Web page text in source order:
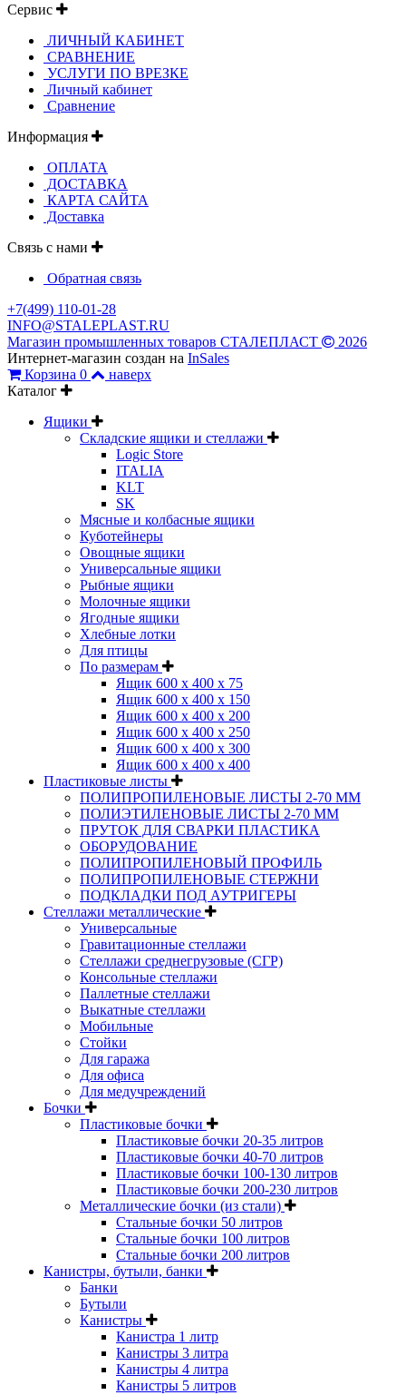
Сервис
ЛИЧНЫЙ КАБИНЕТ
СРАВНЕНИЕ
УСЛУГИ ПО ВРЕЗКЕ
Личный кабинет
Сравнение
Информация
ОПЛАТА
ДОСТАВКА
КАРТА САЙТА
Доставка
Связь с нами
Обратная связь
+7(499) 110-01-28
INFO@STALEPLAST.RU
Магазин промышленных товаров СТАЛЕПЛАСТ
2026
Интернет-магазин создан на InSales
Корзина 0
наверх
Каталог
Ящики
Складские ящики и стеллажи
Logic Store
ITALIA
KLT
SK
Мясные и колбасные ящики
Куботейнеры
Овощные ящики
Универсальные ящики
Рыбные ящики
Молочные ящики
Ягодные ящики
Хлебные лотки
Для птицы
По размерам
Ящик 600 х 400 х 75
Ящик 600 х 400 х 150
Ящик 600 х 400 х 200
Ящик 600 х 400 х 250
Ящик 600 х 400 х 300
Ящик 600 х 400 х 400
Пластиковые листы
ПОЛИПРОПИЛЕНОВЫЕ ЛИСТЫ 2-70 ММ
ПОЛИЭТИЛЕНОВЫЕ ЛИСТЫ 2-70 ММ
ПРУТОК ДЛЯ СВАРКИ ПЛАСТИКА
ОБОРУДОВАНИЕ
ПОЛИПРОПИЛЕНОВЫЙ ПРОФИЛЬ
ПОЛИПРОПИЛЕНОВЫЕ СТЕРЖНИ
ПОДКЛАДКИ ПОД АУТРИГЕРЫ
Стеллажи металлические
Универсальные
Гравитационные стеллажи
Стеллажи среднегрузовые (СГР)
Консольные стеллажи
Паллетные стеллажи
Выкатные стеллажи
Мобильные
Стойки
Для гаража
Для офиса
Для медучреждений
Бочки
Пластиковые бочки
Пластиковые бочки 20-35 литров
Пластиковые бочки 40-70 литров
Пластиковые бочки 100-130 литров
Пластиковые бочки 200-230 литров
Металлические бочки (из стали)
Стальные бочки 50 литров
Стальные бочки 100 литров
Стальные бочки 200 литров
Канистры, бутыли, банки
Банки
Бутыли
Канистры
Канистра 1 литр
Канистры 3 литра
Канистры 4 литра
Канистры 5 литров